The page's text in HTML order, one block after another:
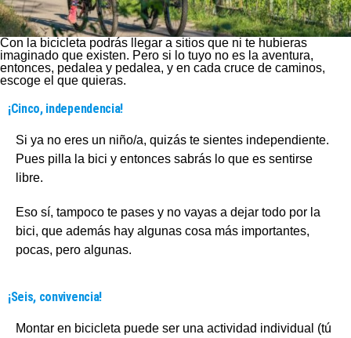
Con la bicicleta podrás llegar a sitios que ni te hubieras
imaginado que existen. Pero si lo tuyo no es la aventura,
entonces, pedalea y pedalea, y en cada cruce de caminos,
escoge el que quieras.
¡Cinco, independencia!
Si ya no eres un niño/a, quizás te sientes independiente.
Pues pilla la bici y entonces sabrás lo que es sentirse
libre.
Eso sí, tampoco te pases y no vayas a dejar todo por la
bici, que además hay algunas cosa más importantes,
pocas, pero algunas.
¡Seis, convivencia!
Montar en bicicleta puede ser una actividad individual (tú